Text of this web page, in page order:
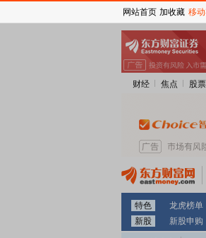
财经 焦点 股票
特色 龙虎榜单
新股
新股申购
网站首页 加收藏 移